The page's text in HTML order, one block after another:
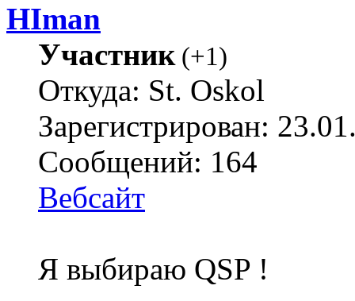
HIman
Участник(+1)
Откуда: St. Oskol
Зарегистрирован:
Сообщений: 164
Вебсайт
Я выбираю QSP !